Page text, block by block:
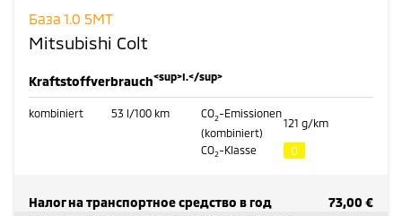
База 1.0 5MT
Mitsubishi Colt
Kraftstoffverbrauch<sup>I.</sup>
kombiniert 53 l/100 km CO2-Emissionen
(kombiniert)
121 g/km
CO2-Klasse D
Налог на транспортное средство в год
73,00 €